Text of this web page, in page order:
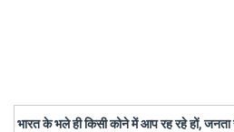
भारत के भले ही किसी कोने में आप रह रहे हों,